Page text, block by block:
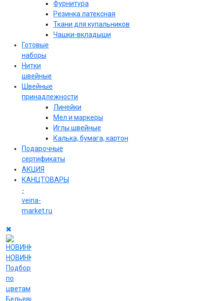
Фурнитура
Резинка латексная
Ткани для купальников
Чашки-вкладыши
Готовые
наборы
Нитки
швейные
Швейные
принадлежности
Линейки
Мел и маркеры
Иглы швейные
Калька, бумага, картон
Подарочные
сертификаты
АКЦИЯ
КАНЦТОВАРЫ
-
veina-
market.ru
НОВИНКИ
Подборки
по
цветам
Бельевые